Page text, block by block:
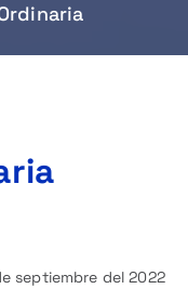
septiembre del 2022